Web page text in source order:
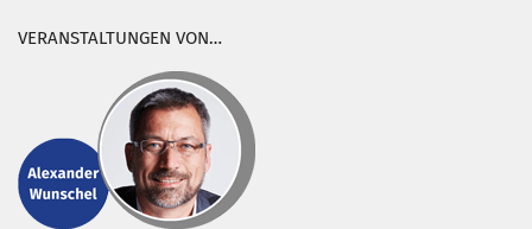
VERANSTALTUNGEN VON…